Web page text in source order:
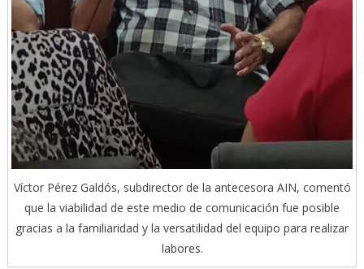
Víctor Pérez Galdós, subdirector de la antecesora AIN, comentó
que la viabilidad de este medio de comunicación fue posible
gracias a la familiaridad y la versatilidad del equipo para realizar
labores.